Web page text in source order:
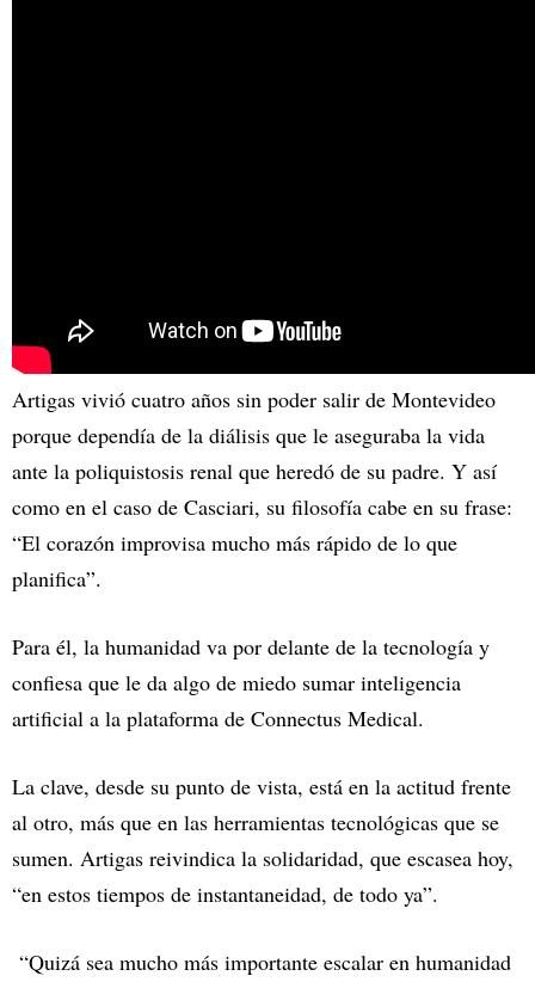
Artigas vivió cuatro años sin poder salir de Montevideo
porque dependía de la diálisis que le aseguraba la vida
ante la poliquistosis renal que heredó de su padre. Y así
como en el caso de Casciari, su filosofía cabe en su frase:
“El corazón improvisa mucho más rápido de lo que
planifica”.
Para él, la humanidad va por delante de la tecnología y
confiesa que le da algo de miedo sumar inteligencia
artificial a la plataforma de Connectus Medical.
La clave, desde su punto de vista, está en la actitud frente
al otro, más que en las herramientas tecnológicas que se
sumen. Artigas reivindica la solidaridad, que escasea hoy,
“en estos tiempos de instantaneidad, de todo ya”.
“Quizá sea mucho más importante escalar en humanidad